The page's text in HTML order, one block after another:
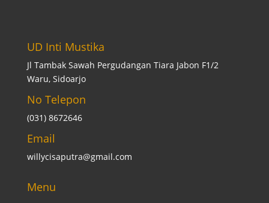
UD Inti Mustika
Jl Tambak Sawah Pergudangan Tiara Jabon F1/2
Waru, Sidoarjo
No Telepon
(031) 8672646
Email
willycisaputra@gmail.com
Menu